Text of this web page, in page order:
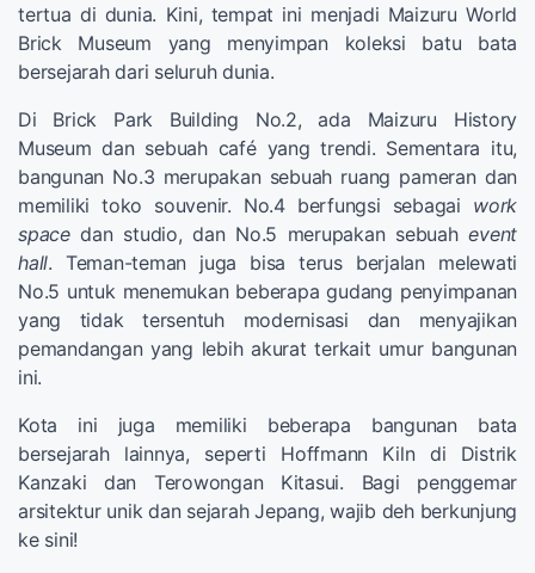
tertua di dunia. Kini, tempat ini menjadi Maizuru World
Brick Museum yang menyimpan koleksi batu bata
bersejarah dari seluruh dunia.
Di Brick Park Building No.2, ada Maizuru History
Museum dan sebuah café yang trendi. Sementara itu,
bangunan No.3 merupakan sebuah ruang pameran dan
memiliki toko souvenir. No.4 berfungsi sebagai work
spacedan studio, dan No.5 merupakan sebuahevent
hall. Teman-teman juga bisa terus berjalan melewati
No.5 untuk menemukan beberapa gudang penyimpanan
yang tidak tersentuh modernisasi dan menyajikan
pemandangan yang lebih akurat terkait umur bangunan
ini.
Kota ini juga memiliki beberapa bangunan bata
bersejarah lainnya, seperti Hoffmann Kiln di Distrik
Kanzaki dan Terowongan Kitasui. Bagi penggemar
arsitektur unik dan sejarah Jepang, wajib deh berkunjung
ke sini!